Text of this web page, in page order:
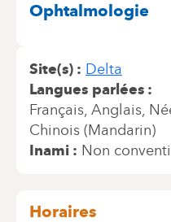
Ophtalmologie
Site(s)
Delta
Langues parlées
Français Anglais
Chinois (Mandarin)
Inami
Non
Horaires